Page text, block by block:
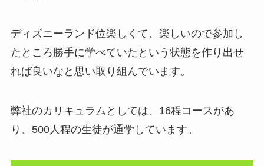
ディズニーランド位楽しくて、楽しいので参加し
たところ勝手に学べていたという状態を作り出せ
れば良いなと思い取り組んでいます。
弊社のカリキュラムとしては、16程コースがあ
り、500人程の生徒が通学しています。